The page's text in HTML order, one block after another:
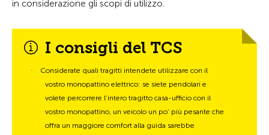
in considerazione gli scopi di utilizzo.
I consigli del TCS
·
Considerate quali tragitti intendete utilizzare con il
vostro monopattino elettrico: se siete pendolari e
volete percorrere l’intero tragitto casa-ufficio con il
vostro monopattino, un veicolo un po’ più pesante che
offra un maggiore comfort alla guida sarebbe